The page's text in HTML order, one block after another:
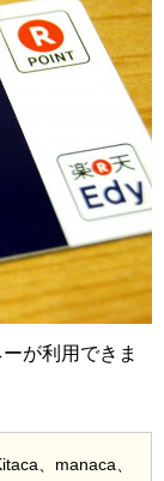
が利用できま
、manaca、